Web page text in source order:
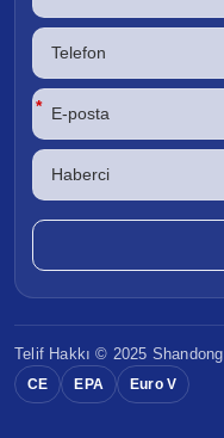
*
Telif Hakkı © 2025 Shandong
CE EPA Euro V